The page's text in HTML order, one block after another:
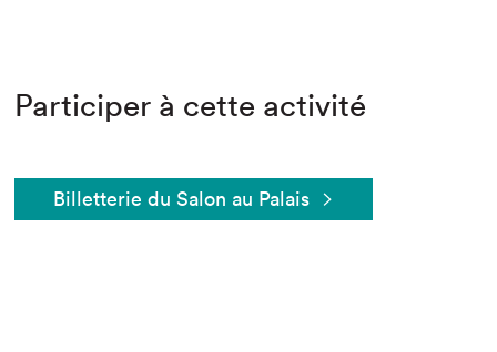
Participer à cette activité
Billetterie du Salon au Palais